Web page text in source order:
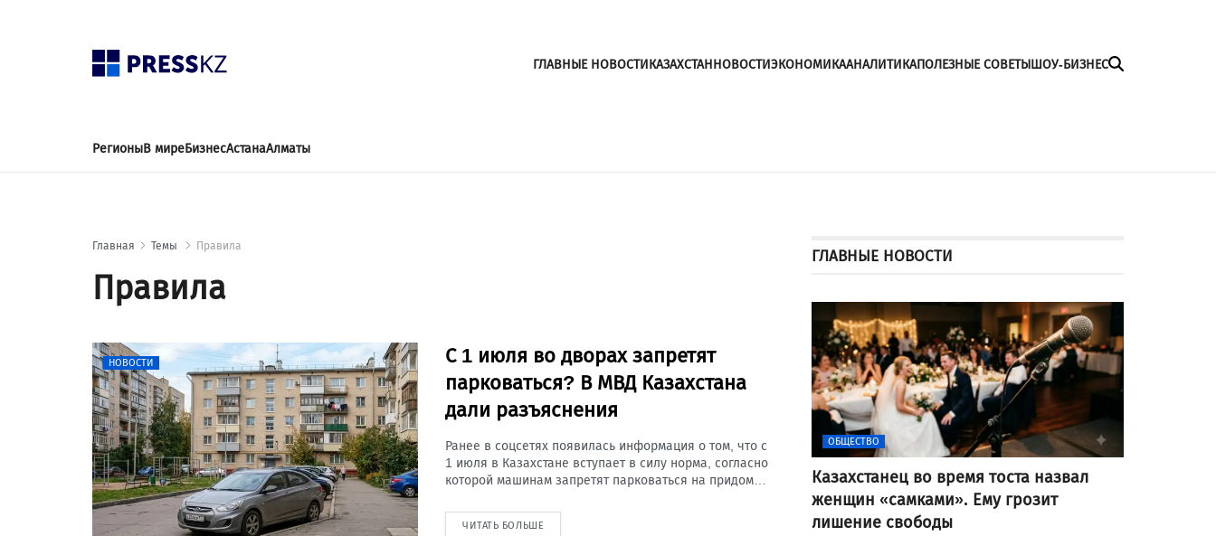
ГЛАВНЫЕ НОВОСТИКАЗАХСТАННОВОСТИЭКОНОМИКААНАЛИТИКАПОЛЕЗНЫЕ СОВЕТЫШОУ-БИЗНЕС
РегионыВ миреБизнесАстанаАлматы
Главная Темы Правила
Правила
НОВОСТИ
С 1 июля во дворах запретят
парковаться? В МВД Казахстана
дали разъяснения
Ранее в соцсетях появилась информация о том, что с
1 июля в Казахстане вступает в силу норма, согласно
которой машинам запретят парковаться на придом…
ЧИТАТЬ БОЛЬШЕ
ГЛАВНЫЕ НОВОСТИ
ОБЩЕСТВО
Казахстанец во время тоста назвал
женщин «самками». Ему грозит
лишение свободы